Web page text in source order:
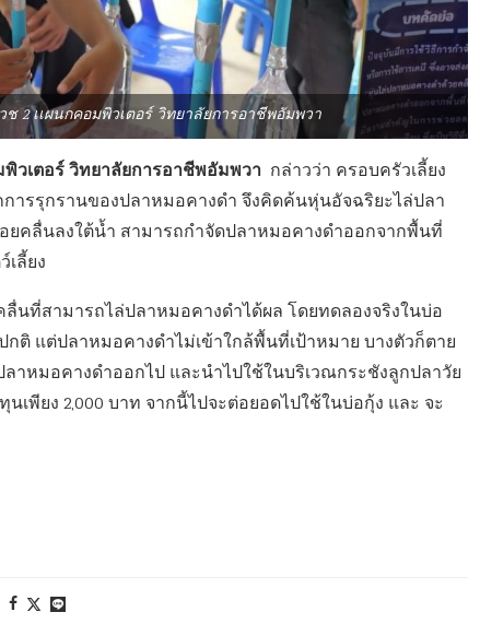
2 เเผนกคอมพิวเตอร์ วิทยาลัยการอาชีพอัมพวา
วเตอร์ วิทยาลัยการอาชีพอัมพวา กล่าวว่า ครอบครัวเลี้ยง
ารรุกรานของปลาหมอคางดำ จึงคิดค้นหุ่นอัจฉริยะไล่ปลา
คลื่นลงใต้น้ำ สามารถกำจัดปลาหมอคางดำออกจากพื้นที่
ลี้ยง
ที่สามารถไล่ปลาหมอคางดำได้ผล โดยทดลองจริงในบ่อ
ติ แต่ปลาหมอคางดำไม่เข้าใกล้พื้นที่เป้าหมาย บางตัวก็ตาย
าหมอคางดำออกไป และนำไปใช้ในบริเวณกระชังลูกปลาวัย
พียง 2,000 บาท จากนี้ไปจะต่อยอดไปใช้ในบ่อกุ้ง และ จะ